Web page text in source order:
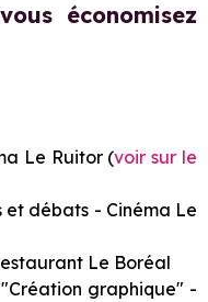
économisez
Le Ruitor (voir sur le
et débats - Cinéma Le
Le Boréal
"Création graphique" -